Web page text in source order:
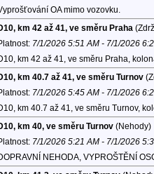
OA mimo vozovku.
km 42 až 41, ve směru Praha
7/1/2026 5:51 AM - 7/1/2026
km 42 až 41, ve směru Praha,
km 40.7 až 41, ve směru Turnov
7/1/2026 5:45 AM - 7/1/2026
km 40.7 až 41, ve směru Turnov,
km 40, ve směru Turnov(Nehody)
7/1/2026 5:21 AM - 7/1/2026
NEHODA, VYPROŠTĚNÍ